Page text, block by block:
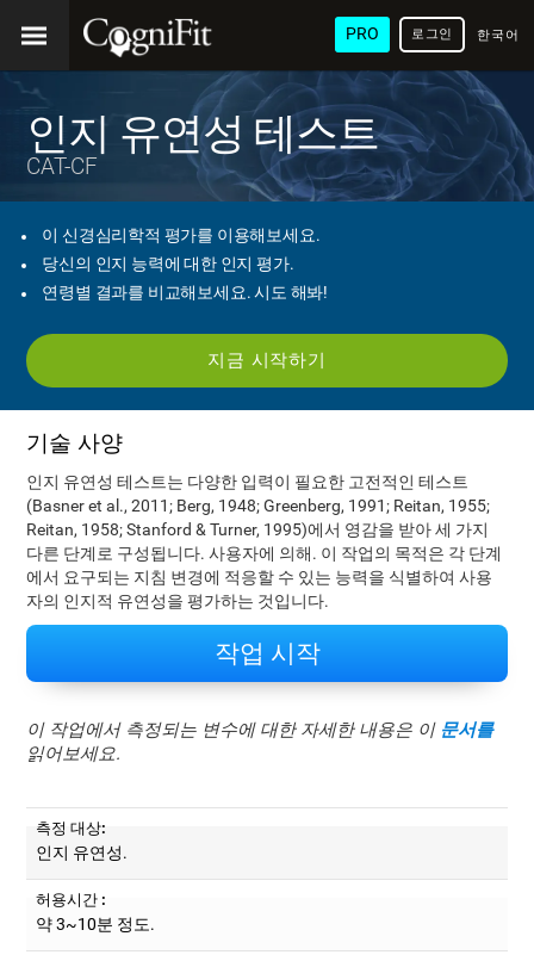
PRO 한국어
語
로그인
인지 유연성 테스트
CAT-CF
이 신경심리학적 평가를 이용해보세요.
당신의 인지 능력에 대한 인지 평가.
연령별 결과를 비교해보세요. 시도 해봐!
지금 시작하기
기술 사양
인지 유연성 테스트는 다양한 입력이 필요한 고전적인 테스트
(Basner et al., 2011; Berg, 1948; Greenberg, 1991; Reitan, 1955;
Reitan, 1958; Stanford & Turner, 1995)에서 영감을 받아 세 가지
다른 단계로 구성됩니다. 사용자에 의해. 이 작업의 목적은 각 단계
에서 요구되는 지침 변경에 적응할 수 있는 능력을 식별하여 사용
자의 인지적 유연성을 평가하는 것입니다.
작업 시작
이 작업에서 측정되는 변수에 대한 자세한 내용은 이 문서를
읽어보세요.
측정 대상:
인지 유연성.
허용시간 :
약 3~10분 정도.